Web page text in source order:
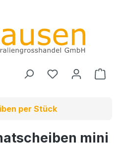
Du hast 0
per Stück
mini